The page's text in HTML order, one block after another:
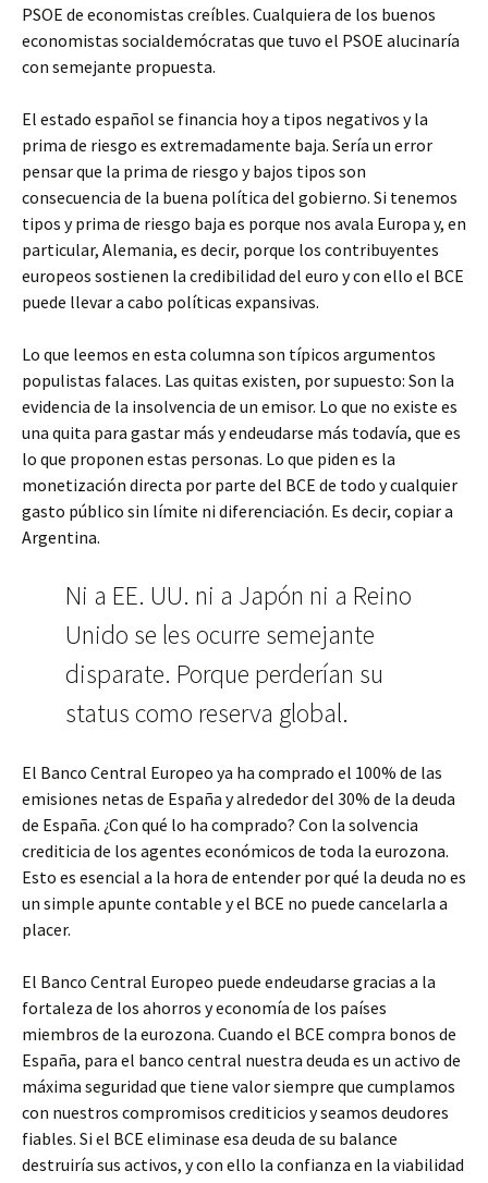
PSOE de economistas creíbles. Cualquiera de los buenos
economistas socialdemócratas que tuvo el PSOE alucinaría
con semejante propuesta.
El estado español se financia hoy a tipos negativos y la
prima de riesgo es extremadamente baja. Sería un error
pensar que la prima de riesgo y bajos tipos son
consecuencia de la buena política del gobierno. Si tenemos
tipos y prima de riesgo baja es porque nos avala Europa y, en
particular, Alemania, es decir, porque los contribuyentes
europeos sostienen la credibilidad del euro y con ello el BCE
puede llevar a cabo políticas expansivas.
Lo que leemos en esta columna son típicos argumentos
populistas falaces. Las quitas existen, por supuesto: Son la
evidencia de la insolvencia de un emisor. Lo que no existe es
una quita para gastar más y endeudarse más todavía, que es
lo que proponen estas personas. Lo que piden es la
monetización directa por parte del BCE de todo y cualquier
gasto público sin límite ni diferenciación. Es decir, copiar a
Argentina.
Ni a EE. UU. ni a Japón ni a Reino
Unido se les ocurre semejante
disparate. Porque perderían su
status como reserva global.
El Banco Central Europeo ya ha comprado el 100% de las
emisiones netas de España y alrededor del 30% de la deuda
de España. ¿Con qué lo ha comprado? Con la solvencia
crediticia de los agentes económicos de toda la eurozona.
Esto es esencial a la hora de entender por qué la deuda no es
un simple apunte contable y el BCE no puede cancelarla a
placer.
El Banco Central Europeo puede endeudarse gracias a la
fortaleza de los ahorros y economía de los países
miembros de la eurozona. Cuando el BCE compra bonos de
España, para el banco central nuestra deuda es un activo de
máxima seguridad que tiene valor siempre que cumplamos
con nuestros compromisos crediticios y seamos deudores
fiables. Si el BCE eliminase esa deuda de su balance
destruiría sus activos, y con ello la confianza en la viabilidad